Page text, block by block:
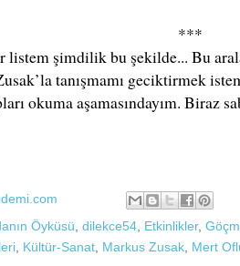
***
şimdilik bu şekilde... Bu
tanışmamı geciktirmek
okuma aşamasındayım. Biraz
Öyküsü dilekce54 Etkinlikler,
Kültür-Sanat Markus Zusak Mert